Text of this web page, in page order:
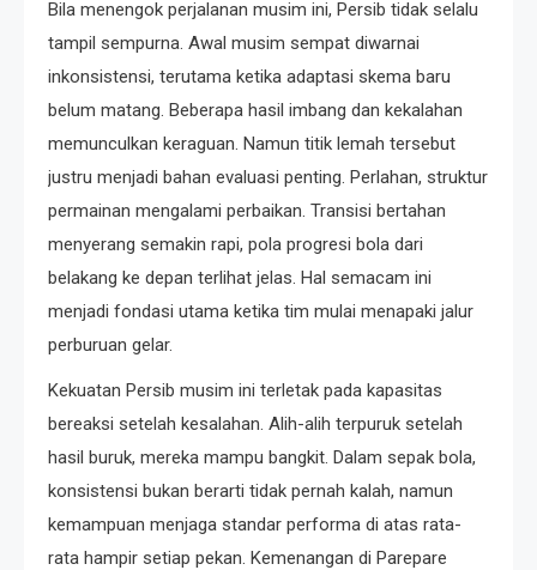
Bila menengok perjalanan musim ini, Persib tidak selalu
tampil sempurna. Awal musim sempat diwarnai
inkonsistensi, terutama ketika adaptasi skema baru
belum matang. Beberapa hasil imbang dan kekalahan
memunculkan keraguan. Namun titik lemah tersebut
justru menjadi bahan evaluasi penting. Perlahan, struktur
permainan mengalami perbaikan. Transisi bertahan
menyerang semakin rapi, pola progresi bola dari
belakang ke depan terlihat jelas. Hal semacam ini
menjadi fondasi utama ketika tim mulai menapaki jalur
perburuan gelar.
Kekuatan Persib musim ini terletak pada kapasitas
bereaksi setelah kesalahan. Alih-alih terpuruk setelah
hasil buruk, mereka mampu bangkit. Dalam sepak bola,
konsistensi bukan berarti tidak pernah kalah, namun
kemampuan menjaga standar performa di atas rata-
rata hampir setiap pekan. Kemenangan di Parepare